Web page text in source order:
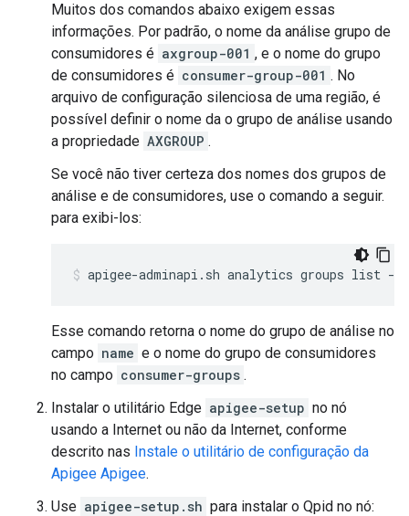
Muitos dos comandos abaixo exigem essas
informações. Por padrão, o nome da análise grupo de
consumidores é axgroup-001 , e o nome do grupo
de consumidores é consumer-group-001 . No
arquivo de configuração silenciosa de uma região, é
possível definir o nome da o grupo de análise usando
a propriedade AXGROUP .
Se você não tiver certeza dos nomes dos grupos de
análise e de consumidores, use o comando a seguir.
para exibi-los:
apigee-adminapi.sh analytics groups list --
Esse comando retorna o nome do grupo de análise no
campo name e o nome do grupo de consumidores
no campo consumer-groups .
Instalar o utilitário Edge apigee-setup no nó
usando a Internet ou não da Internet, conforme
descrito nas Instale o utilitário de configuração da
Apigee Apigee.
Use apigee-setup.sh para instalar o Qpid no nó: